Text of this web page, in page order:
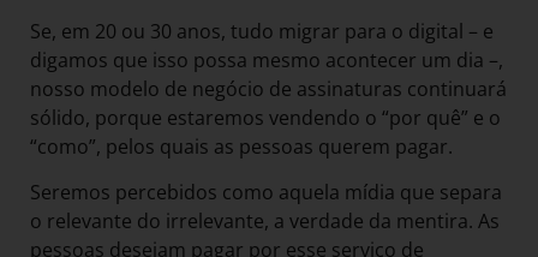
Se, em 20 ou 30 anos, tudo migrar para o digital – e
digamos que isso possa mesmo acontecer um dia –,
nosso modelo de negócio de assinaturas continuará
sólido, porque estaremos vendendo o “por quê” e o
“como”, pelos quais as pessoas querem pagar.
Seremos percebidos como aquela mídia que separa
o relevante do irrelevante, a verdade da mentira. As
pessoas desejam pagar por esse serviço de